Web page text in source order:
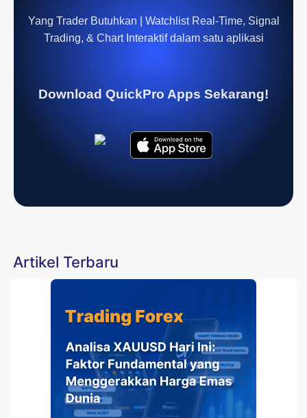
Yang Trader Butuhkan | Watchlist Real-Time, Signal
Trading, & Chart Interaktif dalam satu aplikasi
Download QuickPro Apps Sekarang!
Artikel Terbaru